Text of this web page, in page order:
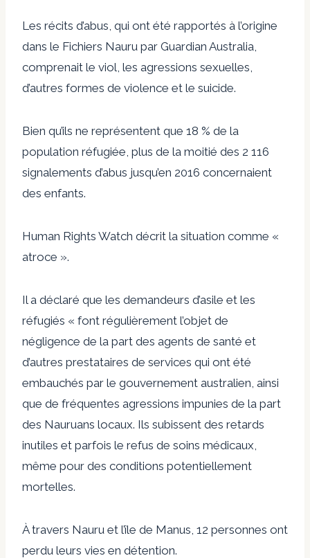
Les récits d’abus, qui ont été rapportés à l’origine
dans le Fichiers Nauru par Guardian Australia,
comprenait le viol, les agressions sexuelles,
d’autres formes de violence et le suicide.
Bien qu’ils ne représentent que 18 % de la
population réfugiée, plus de la moitié des 2 116
signalements d’abus jusqu’en 2016 concernaient
des enfants.
Human Rights Watch décrit la situation comme «
atroce ».
Il a déclaré que les demandeurs d’asile et les
réfugiés « font régulièrement l’objet de
négligence de la part des agents de santé et
d’autres prestataires de services qui ont été
embauchés par le gouvernement australien, ainsi
que de fréquentes agressions impunies de la part
des Nauruans locaux. Ils subissent des retards
inutiles et parfois le refus de soins médicaux,
même pour des conditions potentiellement
mortelles.
À travers Nauru et l’île de Manus, 12 personnes ont
perdu leurs vies en détention.